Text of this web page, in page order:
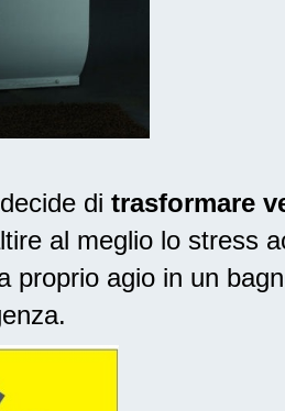
di trasformare
al meglio lo stress
proprio agio in un